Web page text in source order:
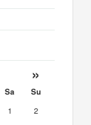
»
Sa
Su
1
2